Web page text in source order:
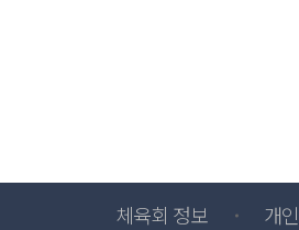
체육회 정보 개